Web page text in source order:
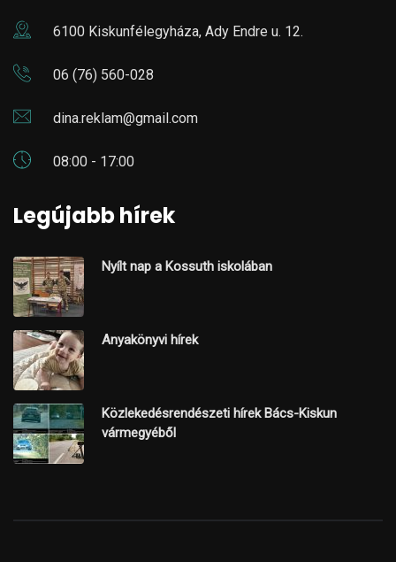
6100 Kiskunfélegyháza, Ady Endre u. 12.
06 (76) 560-028
dina.reklam@gmail.com
08:00 - 17:00
Legújabb hírek
Nyílt nap a Kossuth iskolában
Anyakönyvi hírek
Közlekedésrendészeti hírek Bács-Kiskun
vármegyéből